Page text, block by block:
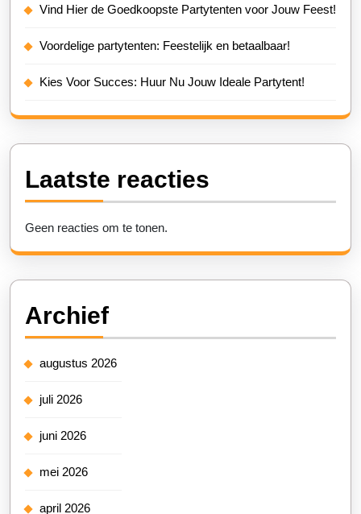
Vind Hier de Goedkoopste Partytenten voor Jouw Feest!
Voordelige partytenten: Feestelijk en betaalbaar!
Kies Voor Succes: Huur Nu Jouw Ideale Partytent!
Laatste reacties
Geen reacties om te tonen.
Archief
augustus 2026
juli 2026
juni 2026
mei 2026
april 2026